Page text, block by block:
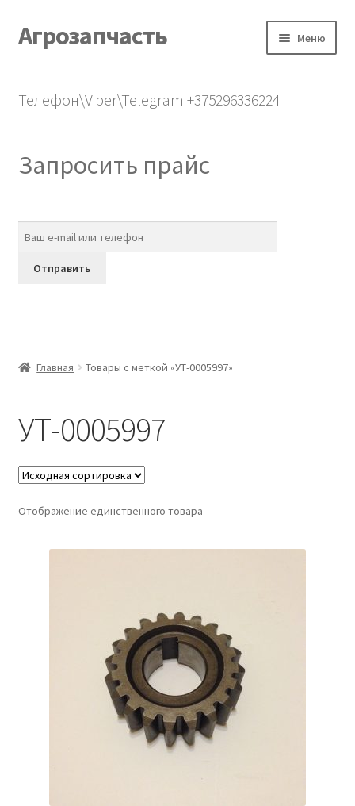
Перейти
к
Перейти
к
Агрозапчасть Меню
О нас
Телефон\Viber\Telegram +375296336224
Запросить прайс
Главная Товары с меткой «УТ-0005997»
УТ-0005997
Отображение единственного товара